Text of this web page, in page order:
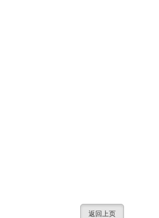
返回上页